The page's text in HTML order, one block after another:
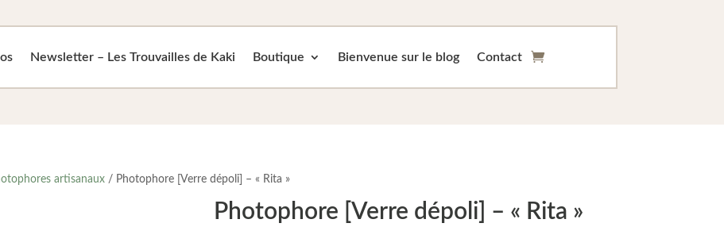
Newsletter – Les Trouvailles de Kaki Boutique Bienvenue sur le blog Contact
artisanaux / Photophore [Verre dépoli] – « Rita »
Photophore [Verre dépoli] – « Rita »